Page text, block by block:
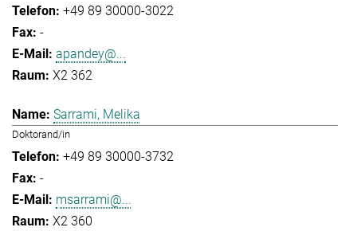
+49 89 30000-3022
-
apandey@...
X2 362
Sarrami, Melika
Doktorand/in
+49 89 30000-3732
-
msarrami@...
X2 360